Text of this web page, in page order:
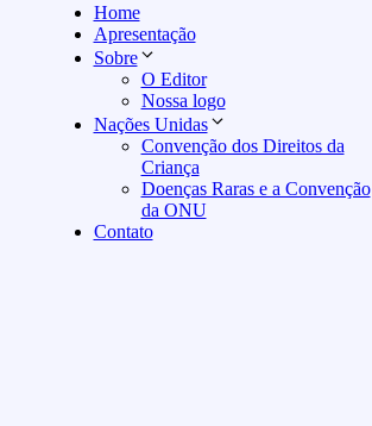
Home
Apresentação
Sobre
O Editor
Nossa logo
Nações Unidas
Convenção dos Direitos da
Criança
Doenças Raras e a Convenção
da ONU
Contato